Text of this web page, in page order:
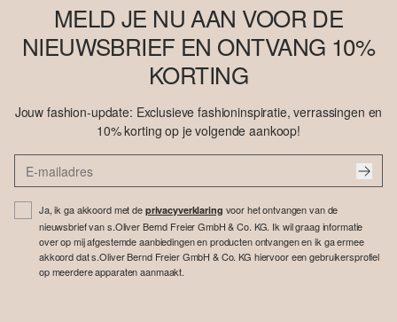
MELD JE NU AAN VOOR DE
NIEUWSBRIEF EN ONTVANG 10%
KORTING
Jouw fashion-update: Exclusieve fashioninspiratie, verrassingen en
10% korting op je volgende aankoop!
Ja, ik ga akkoord met de privacyverklaring voor het ontvangen van de
nieuwsbrief van s.Oliver Bernd Freier GmbH & Co. KG. Ik wil graag informatie
over op mij afgestemde aanbiedingen en producten ontvangen en ik ga ermee
akkoord dat s.Oliver Bernd Freier GmbH & Co. KG hiervoor een gebruikersprofiel
op meerdere apparaten aanmaakt.